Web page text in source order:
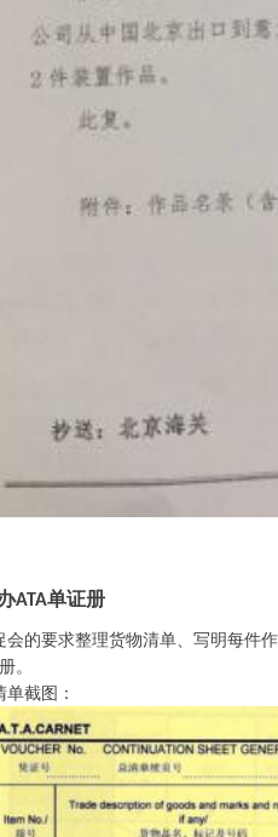
ATA单证册
会的要求整理货物清单、写明每件
。
截图：